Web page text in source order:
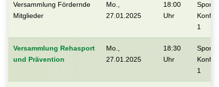
Versammlung Fördernde
Mitglieder
Mo.,
27.01.2025
18:00
Uhr
1
Versammlung Rehasport
und Prävention
Mo.,
27.01.2025
18:30
Uhr
1